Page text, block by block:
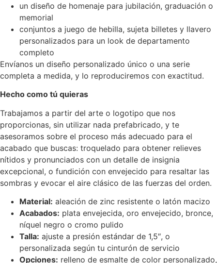
un diseño de homenaje para jubilación, graduación o
memorial
conjuntos a juego de hebilla, sujeta billetes y llavero
personalizados para un look de departamento
completo
Envíanos un diseño personalizado único o una serie
completa a medida, y lo reproduciremos con exactitud.
Hecho como tú quieras
Trabajamos a partir del arte o logotipo que nos
proporcionas, sin utilizar nada prefabricado, y te
asesoramos sobre el proceso más adecuado para el
acabado que buscas: troquelado para obtener relieves
nítidos y pronunciados con un detalle de insignia
excepcional, o fundición con envejecido para resaltar las
sombras y evocar el aire clásico de las fuerzas del orden.
Material: aleación de zinc resistente o latón macizo
Acabados: plata envejecida, oro envejecido, bronce,
níquel negro o cromo pulido
Talla: ajuste a presión estándar de 1,5″, o
personalizada según tu cinturón de servicio
Opciones: relleno de esmalte de color personalizado,